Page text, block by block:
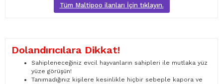
Tüm Maltipoo ilanları İçin tıklayın.
Dolandırıcılara Dikkat!
Sahipleneceğiniz evcil hayvanların sahipleri ile mutlaka yüz
yüze görüşün!
Tanımadığınız kişilere kesinlikle hiçbir sebeple kapora ve